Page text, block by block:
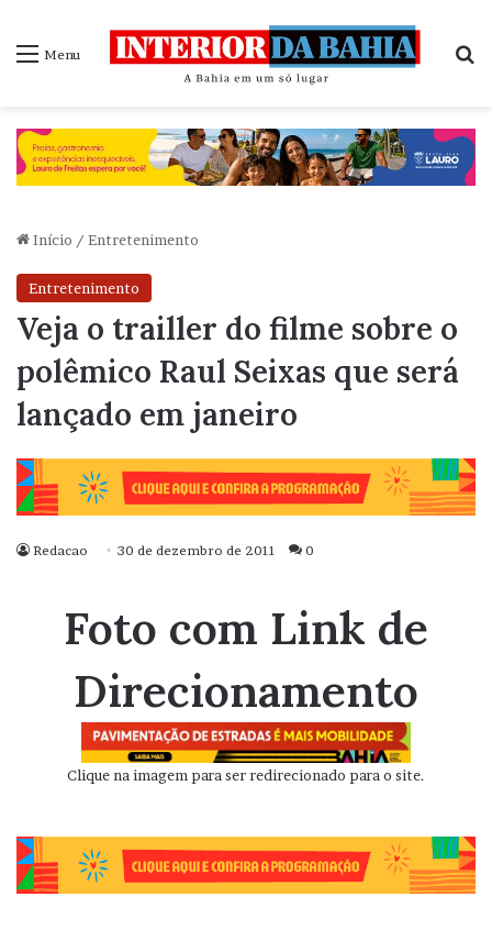
Menu
Início / Entretenimento
Entretenimento
Veja o trailler do filme sobre o
polêmico Raul Seixas que será
lançado em janeiro
Redacao 30 de dezembro de 2011 0
Foto com Link de
Direcionamento
Clique na imagem para ser redirecionado para o site.